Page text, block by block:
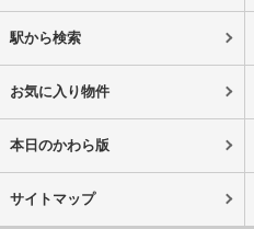
駅から検索
お気に入り物件
本日のかわら版
サイトマップ